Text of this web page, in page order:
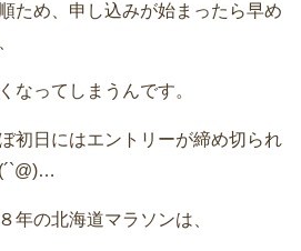
ため、申し込みが始まったら早め
なってしまうんです。
初日にはエントリーが締め切られ
年の北海道マラソンは、